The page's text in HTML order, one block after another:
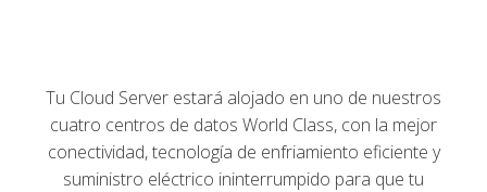
Tu Cloud Server estará alojado en uno de nuestros
cuatro centros de datos World Class, con la mejor
conectividad, tecnología de enfriamiento eficiente y
suministro eléctrico ininterrumpido para que tu